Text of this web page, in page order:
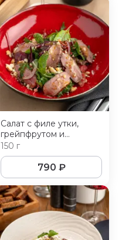
Салат с филе утки,
грейпфрутом и
вялеными томатами
150 г
790 ₽